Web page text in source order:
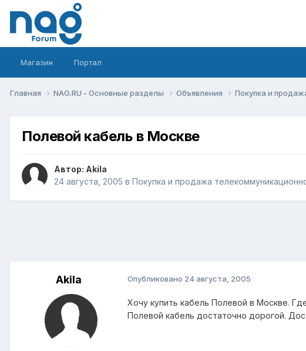
Магазин Портал
Главная NAG.RU - Основные разделы Объявления Покупка и
Полевой кабель в Москве
Автор: Akila
24 августа, 2005 в Покупка и продажа
Akila Опубликовано 24 августа, 2005
Хочу купить кабель Полевой в Москве.
Полевой кабель достаточно дорогой.